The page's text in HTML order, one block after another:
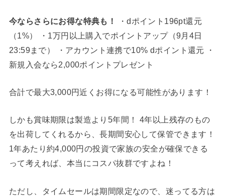
今ならさらにお得な特典も！
・dポイント196pt還元
（1%） ・1万円以上購入でポイントアップ（9月4日
23:59まで） ・アカウント連携で10% dポイント還元 ・
新規入会なら2,000ポイントプレゼント
合計で最大3,000円近くお得になる可能性があります！
しかも賞味期限は製造より5年間！ 4年以上残存のもの
を出荷してくれるから、長期間安心して保管できます！
1年あたり約4,000円の投資で家族の安全が確保できる
って考えれば、本当にコスパ抜群ですよね！
ただし、タイムセールは期間限定なので、迷ってる方は